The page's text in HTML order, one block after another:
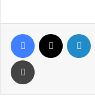
Facebook
Yazdır